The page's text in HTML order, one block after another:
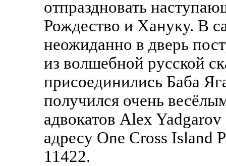
отпраздновать
Рождество и Хануку. В
неожиданно в дверь
из волшебной русской
присоединились Баба
получился очень
адвокатов Alex
адресу One Cross Island
11422.